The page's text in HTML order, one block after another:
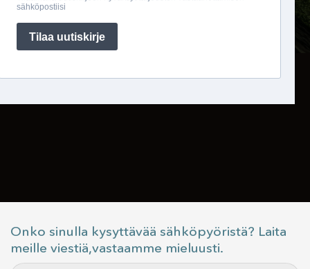
Onko sinulla kysyttävää sähköpyöristä? Laita
meille viestiä,vastaamme mieluusti.